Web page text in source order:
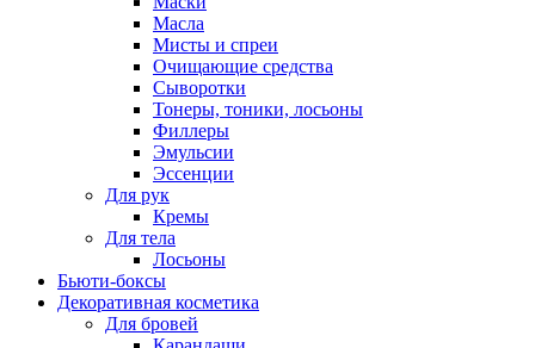
Масла
Мисты и спреи
Очищающие средства
Сыворотки
Тонеры, тоники, лосьоны
Филлеры
Эмульсии
Эссенции
Для рук
Кремы
Для тела
Лосьоны
Бьюти-боксы
Декоративная косметика
Для бровей